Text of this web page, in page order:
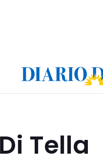
Tella